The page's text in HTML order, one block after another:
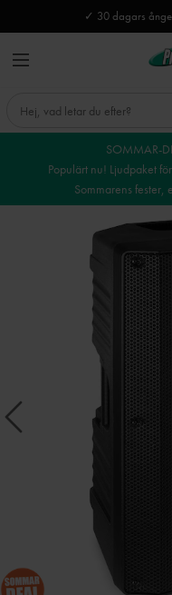
✓ 30 dagars
SOMMAR-
Populärt nu! Ljudpaket
Sommarens fester,